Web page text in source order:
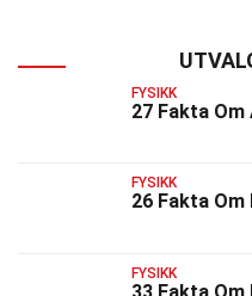
FYSIKK
27 Fakta
FYSIKK
26 Fakta
FYSIKK